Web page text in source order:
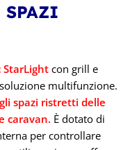
SPAZI
StarLight con grill e
multifunzione.
spazi ristretti delle
caravan. È dotato di
per controllare